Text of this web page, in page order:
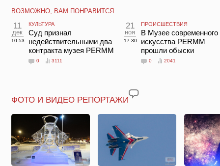
ВОЗМОЖНО, ВАМ ПОНРАВИТСЯ
11
дек
10:53
КУЛЬТУРА
Суд признал
недействительными два
контракта музея PERMM
0 3111
21
ноя
17:30
ПРОИСШЕСТВИЯ
В Музее современного
искусства PERMM
прошли обыски
0 2041
ФОТО И ВИДЕО РЕПОРТАЖИ